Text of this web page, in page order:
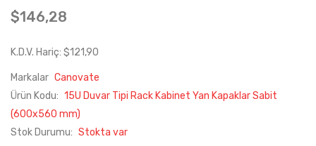
$146,28
K.D.V. Hariç: $121,90
Markalar Canovate
Ürün Kodu: 15U Duvar Tipi Rack Kabinet Yan Kapaklar Sabit
(600x560 mm)
Stok Durumu: Stokta var